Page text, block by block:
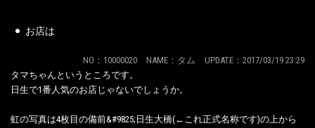
お店は
NO：10000020 NAME：タム UPDATE：2017/03/19 23:29
タマちゃんというところです。
日生で1番人気のお店じゃないでしょうか。
虹の写真は4枚目の備前&#9825;日生大橋(←これ正式名称です)の上から